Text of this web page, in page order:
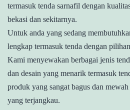
termasuk tenda sarnafil dengan
bekasi dan sekitarnya.
Untuk anda yang sedang
lengkap termasuk tenda dengan
Kami menyewakan berbagai jenis
dan desain yang menarik termasuk
produk yang sangat bagus dan
yang terjangkau.